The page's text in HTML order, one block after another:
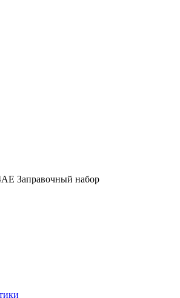
Заправочный набор